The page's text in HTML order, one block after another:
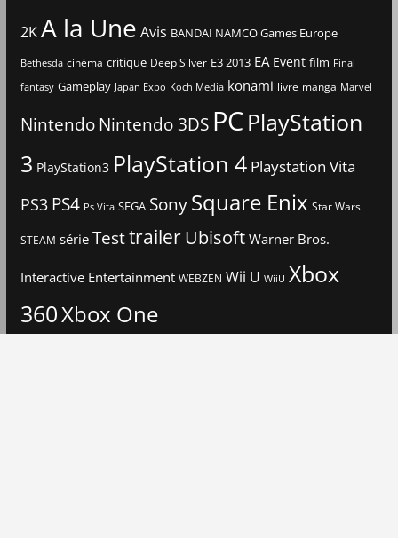
2KA la Une Avis BANDAI NAMCO Games Europe
Bethesda cinéma critique Deep Silver E3 2013 EA Event film Final
fantasy Gameplay Japan Expo Koch Media konami livre manga Marvel
Nintendo Nintendo 3DS PCPlayStation
3 PlayStation3 PlayStation 4 Playstation Vita
PS3 PS4 Ps Vita SEGA Sony Square Enix Star Wars
STEAM série TesttrailerUbisoftWarner Bros.
Interactive Entertainment WEBZEN Wii U WiiU Xbox
360Xbox One